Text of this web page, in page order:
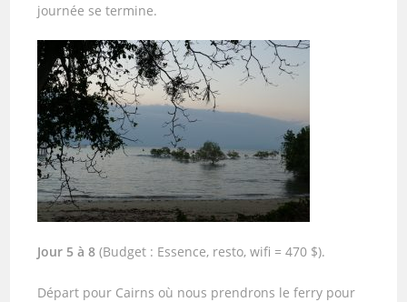
journée se termine.
Jour 5 à 8 (Budget : Essence, resto, wifi = 470 $).
Départ pour Cairns où nous prendrons le ferry pour